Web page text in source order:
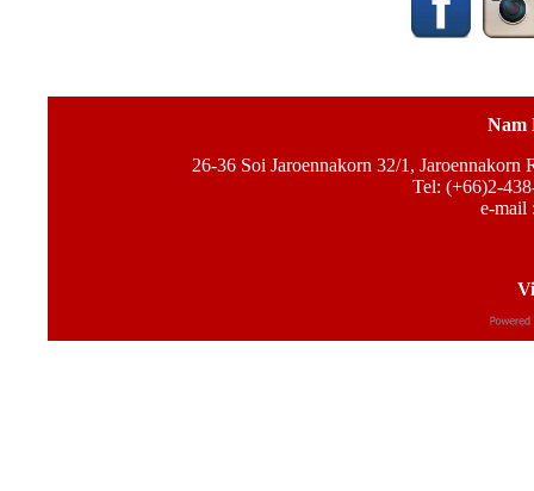
Nam
26-36 Soi Jaroennakorn 32/1,
Tel: (+66)2-
e-mail